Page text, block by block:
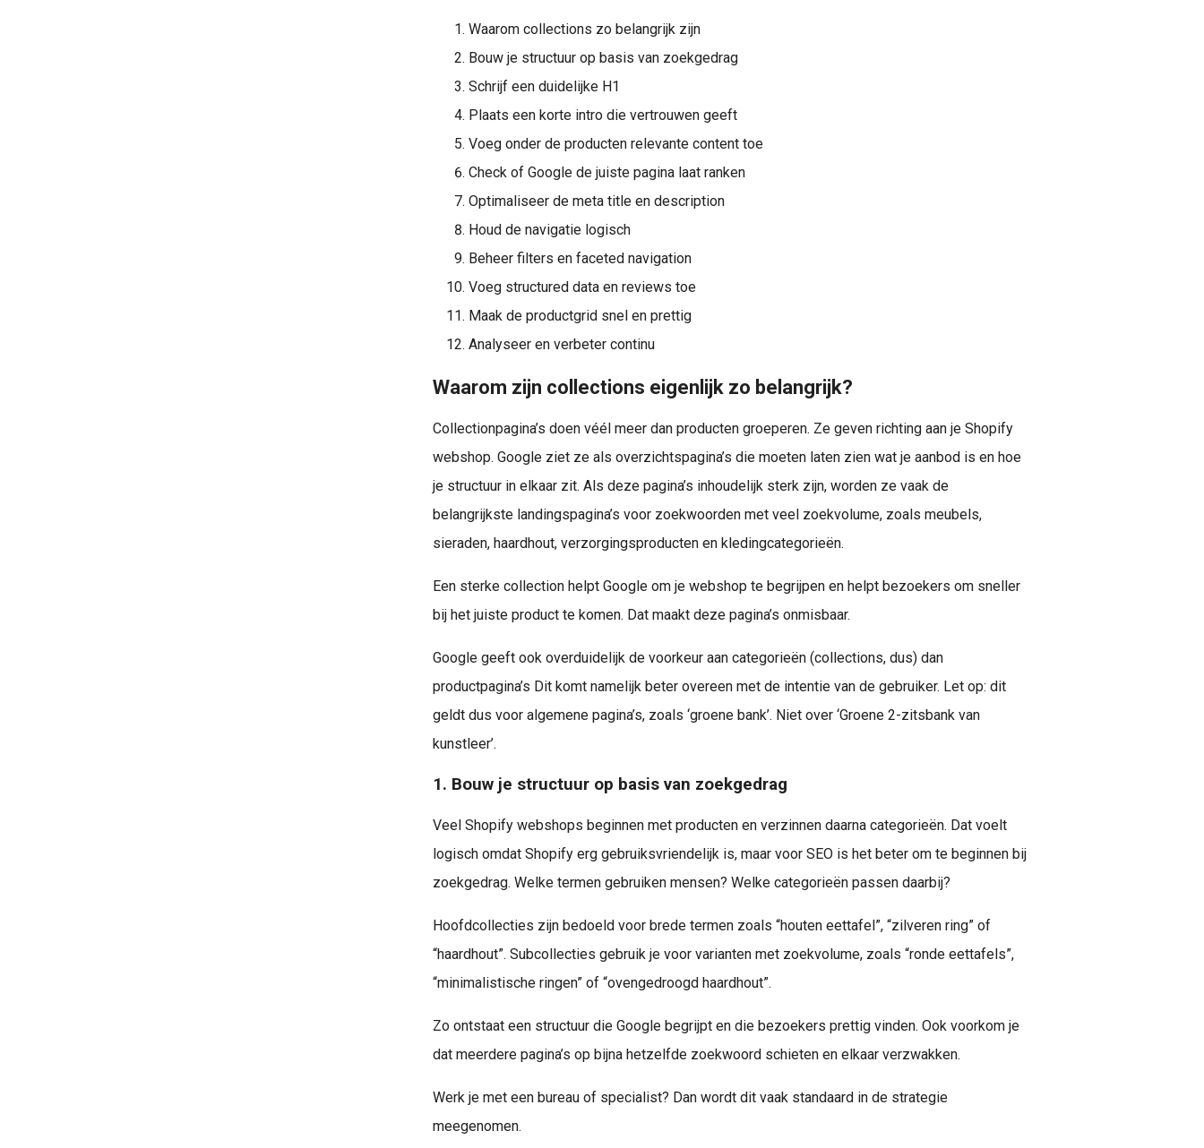
Waarom collections zo belangrijk zijn
Bouw je structuur op basis van zoekgedrag
Schrijf een duidelijke H1
Plaats een korte intro die vertrouwen geeft
Voeg onder de producten relevante content toe
Check of Google de juiste pagina laat ranken
Optimaliseer de meta title en description
Houd de navigatie logisch
Beheer filters en faceted navigation
Voeg structured data en reviews toe
Maak de productgrid snel en prettig
Analyseer en verbeter continu
Waarom zijn collections eigenlijk zo belangrijk?
Collectionpagina’s doen véél meer dan producten groeperen. Ze geven richting aan je Shopify
webshop. Google ziet ze als overzichtspagina’s die moeten laten zien wat je aanbod is en hoe
je structuur in elkaar zit. Als deze pagina’s inhoudelijk sterk zijn, worden ze vaak de
belangrijkste landingspagina’s voor zoekwoorden met veel zoekvolume, zoals meubels,
sieraden, haardhout, verzorgingsproducten en kledingcategorieën.
Een sterke collection helpt Google om je webshop te begrijpen en helpt bezoekers om sneller
bij het juiste product te komen. Dat maakt deze pagina’s onmisbaar.
Google geeft ook overduidelijk de voorkeur aan categorieën (collections, dus) dan
productpagina’s Dit komt namelijk beter overeen met de intentie van de gebruiker. Let op: dit
geldt dus voor algemene pagina’s, zoals ‘groene bank’. Niet over ‘Groene 2-zitsbank van
kunstleer’.
1. Bouw je structuur op basis van zoekgedrag
Veel Shopify webshops beginnen met producten en verzinnen daarna categorieën. Dat voelt
logisch omdat Shopify erg gebruiksvriendelijk is, maar voor SEO is het beter om te beginnen bij
zoekgedrag. Welke termen gebruiken mensen? Welke categorieën passen daarbij?
Hoofdcollecties zijn bedoeld voor brede termen zoals “houten eettafel”, “zilveren ring” of
“haardhout”. Subcollecties gebruik je voor varianten met zoekvolume, zoals “ronde eettafels”,
“minimalistische ringen” of “ovengedroogd haardhout”.
Zo ontstaat een structuur die Google begrijpt en die bezoekers prettig vinden. Ook voorkom je
dat meerdere pagina’s op bijna hetzelfde zoekwoord schieten en elkaar verzwakken.
Werk je met een bureau of specialist? Dan wordt dit vaak standaard in de strategie
meegenomen.